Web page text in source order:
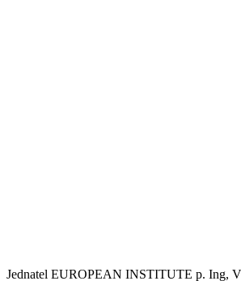
Jednatel EUROPEAN INSTITUTE p. Ing,